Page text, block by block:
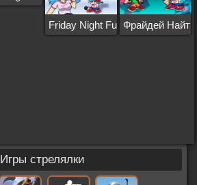
Friday Night Funkin: Sky
Фрайдей Найт
Игры стрелялки